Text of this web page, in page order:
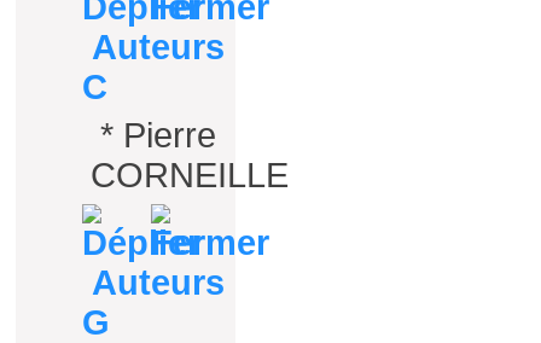
Auteurs
C
* Pierre
CORNEILLE
Auteurs
G